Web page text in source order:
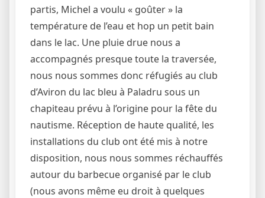
partis, Michel a voulu « goûter » la
température de l’eau et hop un petit bain
dans le lac. Une pluie drue nous a
accompagnés presque toute la traversée,
nous nous sommes donc réfugiés au club
d’Aviron du lac bleu à Paladru sous un
chapiteau prévu à l’origine pour la fête du
nautisme. Réception de haute qualité, les
installations du club ont été mis à notre
disposition, nous nous sommes réchauffés
autour du barbecue organisé par le club
(nous avons même eu droit à quelques